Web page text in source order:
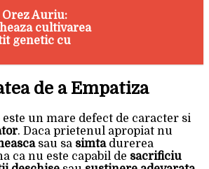
Auriu:
cultivarea
genetic cu
de a Empatiza
este un mare defect de caracter si
. Daca prietenul apropiat nu
sau sa simtadurerea
ca nu este capabil de sacrificiu